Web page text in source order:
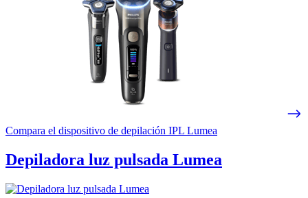
Compara el dispositivo de depilación IPL Lumea
Depiladora luz pulsada Lumea